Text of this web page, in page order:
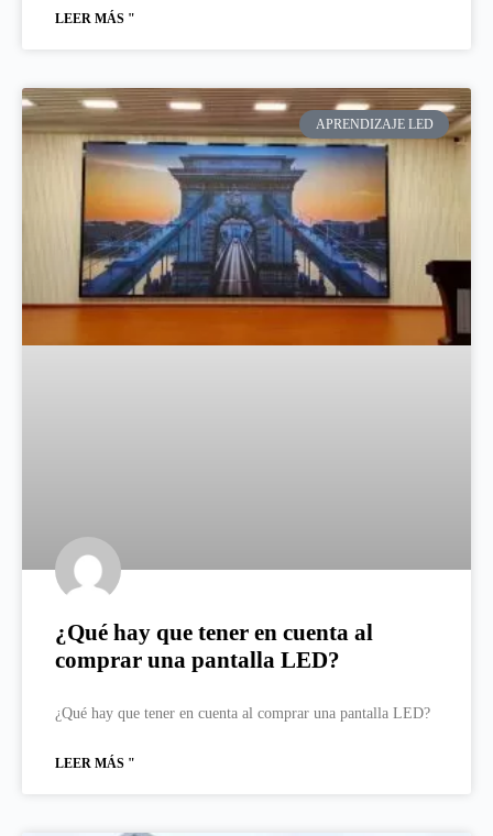
LEER MÁS "
APRENDIZAJE LED
¿Qué hay que tener en cuenta al
comprar una pantalla LED?
¿Qué hay que tener en cuenta al comprar una pantalla LED?
LEER MÁS "